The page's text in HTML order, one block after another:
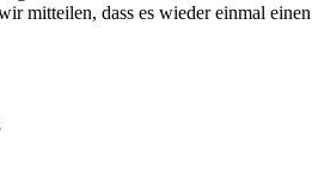
mitteilen, dass es wieder einmal